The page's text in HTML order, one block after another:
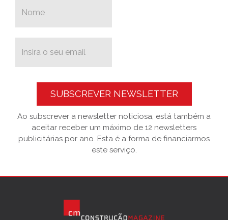
SUBSCREVER NEWSLETTER
Ao subscrever a newsletter noticiosa, está também a
aceitar receber um máximo de 12 newsletters
publicitárias por ano. Esta é a forma de financiarmos
este serviço.